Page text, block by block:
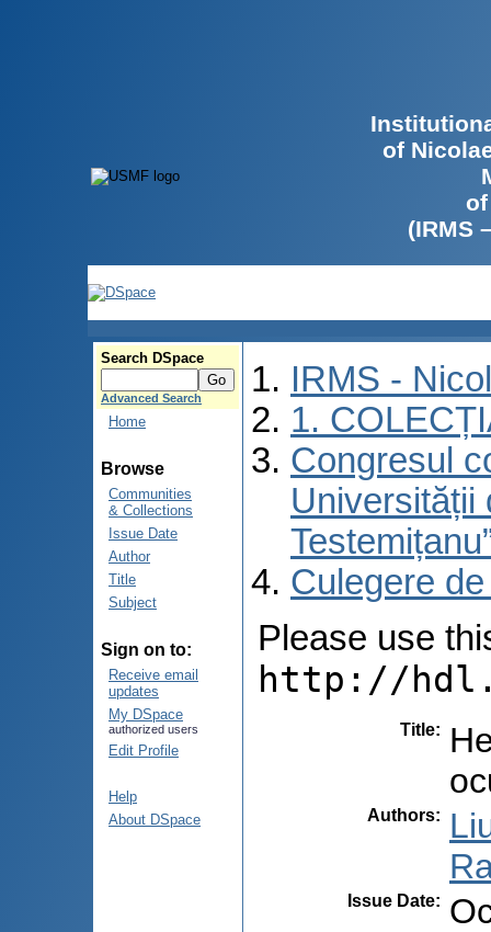
of
(IRMS
Search DSpace
Advanced Search
Home
Browse
Communities
& Collections
Issue Date
Author
Title
Subject
Sign on to:
Receive email
updates
My DSpace
authorized users
Edit Profile
Help
About DSpace
IRMS -
1.
Congresul
Universității
Culegere
Please use
http://
Title:
Authors:
Issue Date: